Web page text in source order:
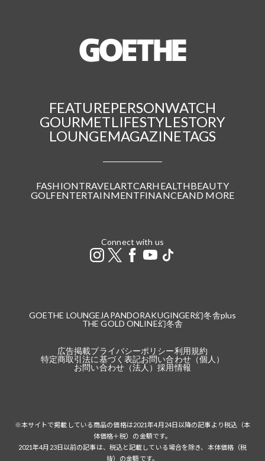
FEATUREPERSONWATCH
GOURMETLIFESTYLESTORY
LOUNGEMAGAZINETAGS
FASHIONTRAVELARTCARHEALTHBEAUTY
GOLFENTERTAINMENTFINANCEAND MORE
Connect with us
GOETHE LOUNGE JAPANDORAKUGINGER幻冬舎plus
THE GOLD ONLINE幻冬舎
広告掲載プライバシーポリシー利用規約
特定商取引法に基づく表記お問い合わせ（個人）
お問い合わせ（法人）採用情報
※本サイトで掲載している商品の価格は2021年4月24日以降の記事より税込（本
体価格＋税）の金額です。
2021年4月23日以前の記事は、税込と記載している場合を除き、本体価格（税
抜）の金額です。